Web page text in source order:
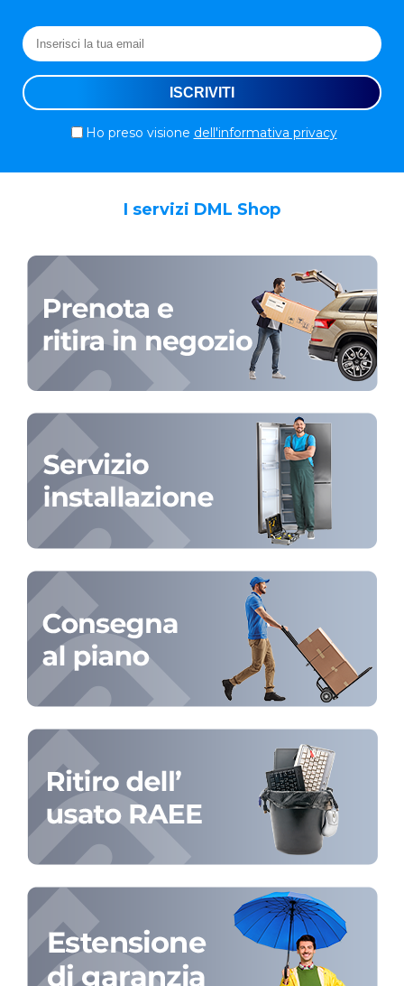
Ho preso visione dell'informativa privacy
I servizi DML Shop